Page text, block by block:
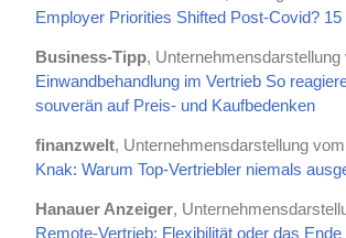
Employer Priorities Shifted Post-Covid?
Business-Tipp, Unternehmensdarstellung
Einwandbehandlung im Vertrieb So
souverän auf Preis- und Kaufbedenken
finanzwelt, Unternehmensdarstellung
Knak: Warum Top-Vertriebler niemals
Hanauer Anzeiger,
Remote-Vertrieb: Flexibilität oder das